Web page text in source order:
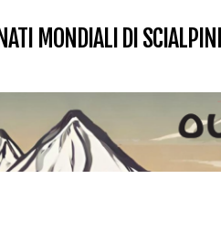
MONDIALI DI